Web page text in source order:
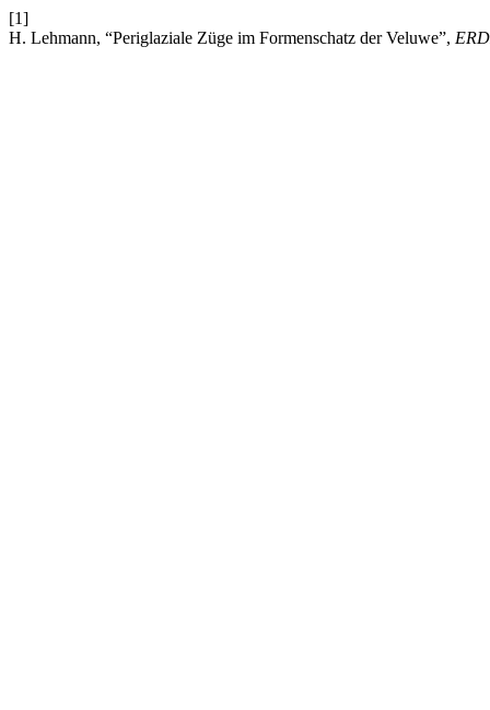
[1]
H. Lehmann, “Periglaziale Züge im Formenschatz der Veluwe”,